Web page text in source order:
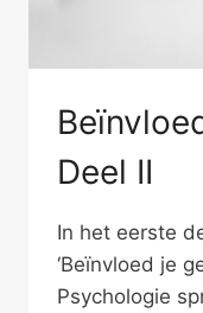
Deel II
In het eerste
‘Beïnvloed je
Psychologie